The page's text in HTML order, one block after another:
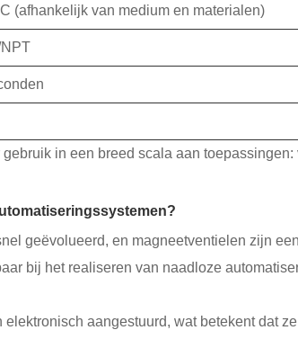
(afhankelijk van medium en materialen)
in een breed scala aan
geëvolueerd, en magneetventielen zijn
bij het realiseren van naadloze
elektronisch aangestuurd, wat betekent dat